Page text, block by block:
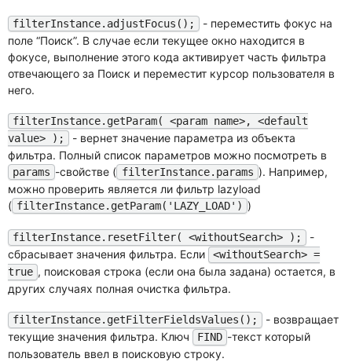
filterInstance.adjustFocus();
- переместить фокус на
поле “Поиск”. В случае если текущее окно находится в
фокусе, выполнение этого кода активирует часть фильтра
отвечающего за Поиск и переместит курсор пользователя в
него.
filterInstance.getParam( <param name>, <default
value> );
- вернет значение параметра из объекта
фильтра. Полный список параметров можно посмотреть в
params -свойстве ( filterInstance.params ). Например,
можно проверить является ли фильтр lazyload
( filterInstance.getParam('LAZY_LOAD') )
filterInstance.resetFilter( <withoutSearch> );
-
сбрасывает значения фильтра. Если
<withoutSearch> =
true , поисковая строка (если она была задана) остается, в
других случаях полная очистка фильтра.
filterInstance.getFilterFieldsValues();
- возвращает
текущие значения фильтра. Ключ
FIND -текст который
пользователь ввел в поисковую строку.